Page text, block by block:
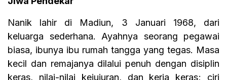
Nanik lahir di Madiun, 3 Januari 1968, dari
keluarga sederhana. Ayahnya seorang pegawai
biasa, ibunya ibu rumah tangga yang tegas. Masa
kecil dan remajanya dilalui penuh dengan disiplin
keras, nilai-nilai kejujuran, dan kerja keras; ciri